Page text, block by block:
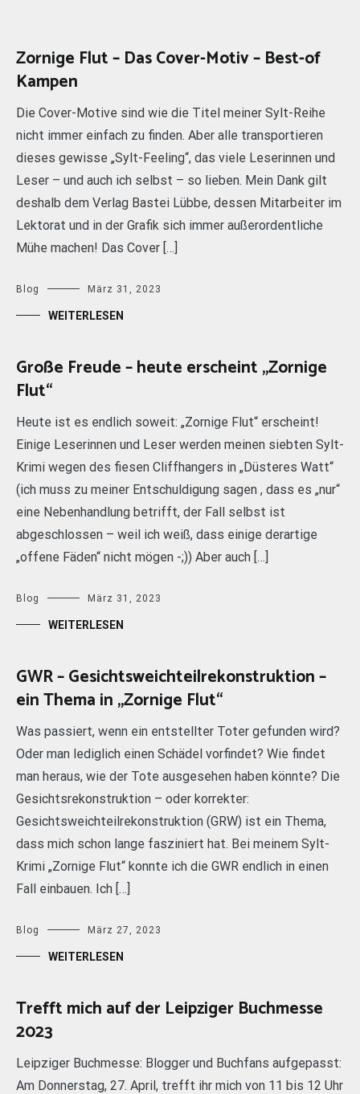
Zornige Flut – Das Cover-Motiv – Best-of
Kampen
Die Cover-Motive sind wie die Titel meiner Sylt-Reihe
nicht immer einfach zu finden. Aber alle transportieren
dieses gewisse „Sylt-Feeling“, das viele Leserinnen und
Leser – und auch ich selbst – so lieben. Mein Dank gilt
deshalb dem Verlag Bastei Lübbe, dessen Mitarbeiter im
Lektorat und in der Grafik sich immer außerordentliche
Mühe machen! Das Cover […]
Blog März 31, 2023
WEITERLESEN
Große Freude – heute erscheint „Zornige
Flut“
Heute ist es endlich soweit: „Zornige Flut“ erscheint!
Einige Leserinnen und Leser werden meinen siebten Sylt-
Krimi wegen des fiesen Cliffhangers in „Düsteres Watt“
(ich muss zu meiner Entschuldigung sagen , dass es „nur“
eine Nebenhandlung betrifft, der Fall selbst ist
abgeschlossen – weil ich weiß, dass einige derartige
„offene Fäden“ nicht mögen -;)) Aber auch […]
Blog März 31, 2023
WEITERLESEN
GWR – Gesichtsweichteilrekonstruktion –
ein Thema in „Zornige Flut“
Was passiert, wenn ein entstellter Toter gefunden wird?
Oder man lediglich einen Schädel vorfindet? Wie findet
man heraus, wie der Tote ausgesehen haben könnte? Die
Gesichtsrekonstruktion – oder korrekter:
Gesichtsweichteilrekonstruktion (GRW) ist ein Thema,
dass mich schon lange fasziniert hat. Bei meinem Sylt-
Krimi „Zornige Flut“ konnte ich die GWR endlich in einen
Fall einbauen. Ich […]
Blog März 27, 2023
WEITERLESEN
Trefft mich auf der Leipziger Buchmesse
2023
Leipziger Buchmesse: Blogger und Buchfans aufgepasst:
Am Donnerstag, 27. April, trefft ihr mich von 11 bis 12 Uhr